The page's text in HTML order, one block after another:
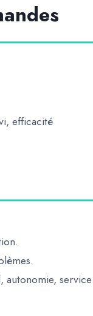
efficacité
autonomie, service